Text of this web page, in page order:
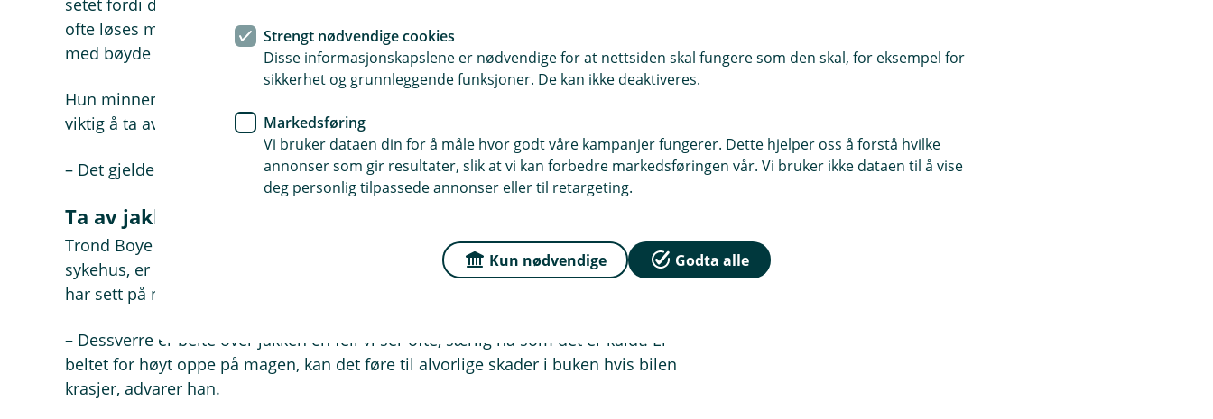
setet fordi de tror barnet vil være mer komfortabelt forovervendt. Komforten kan
ofte løses med justeringer i setet, og hvis ikke, tar heller ikke barn skade av å sitte
med bøyde bein, sier Therese.
Hun minner samtidig om at nå på vinteren, hvor barna er godt påkledde, er det
viktig å ta av ytterplagg før de settes inn i bilen.
– Det gjelder for øvrig like mye voksne som barn, presiserer hun.
Ta av jakka
Trond Boye Hansen, tidligere paramedic og ulykkesgransker ved OUS Ullevål
sykehus, er nå assisterende havariinspektør ved Statens havarikommisjon. Han
har sett på nært hold, at feil bruk av bilbelte kan gi store konsekvenser.
– Dessverre er belte over jakken en feil vi ser ofte, særlig nå som det er kaldt. Er
beltet for høyt oppe på magen, kan det føre til alvorlige skader i buken hvis bilen
krasjer, advarer han.
Strengt nødvendige cookies
Disse informasjonskapslene er nødvendige for at nettsiden skal fungere som den skal, for eksempel for
sikkerhet og grunnleggende funksjoner. De kan ikke deaktiveres.
Markedsføring
Vi bruker dataen din for å måle hvor godt våre kampanjer fungerer. Dette hjelper oss å forstå hvilke
annonser som gir resultater, slik at vi kan forbedre markedsføringen vår. Vi bruker ikke dataen til å vise
deg personlig tilpassede annonser eller til retargeting.
Kun nødvendige Godta alle